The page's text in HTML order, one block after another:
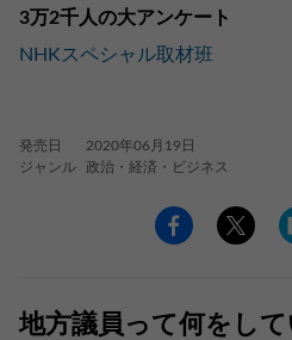
3万2千人の大アンケート
NHKスペシャル取材班
発売日
2020年06月19日
ジャンル
政治・経済・ビジネス
地方議員って何をして